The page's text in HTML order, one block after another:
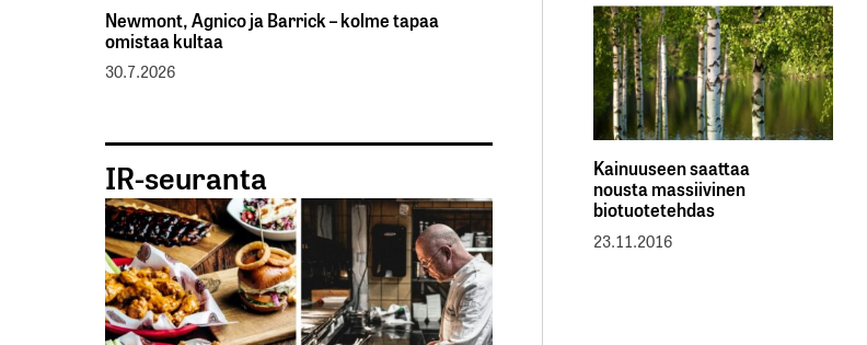
Kainuuseen saattaa
nousta massiivinen
biotuotetehdas
23.11.2016
Newmont, Agnico ja Barrick – kolme tapaa
omistaa kultaa
30.7.2026
IR-seuranta